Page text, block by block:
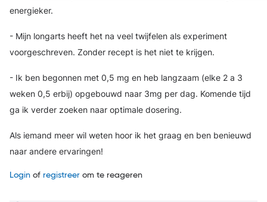
energieker.
- Mijn longarts heeft het na veel twijfelen als experiment
voorgeschreven. Zonder recept is het niet te krijgen.
- Ik ben begonnen met 0,5 mg en heb langzaam (elke 2 a 3
weken 0,5 erbij) opgebouwd naar 3mg per dag. Komende tijd
ga ik verder zoeken naar optimale dosering.
Als iemand meer wil weten hoor ik het graag en ben benieuwd
naar andere ervaringen!
Login of registreer om te reageren